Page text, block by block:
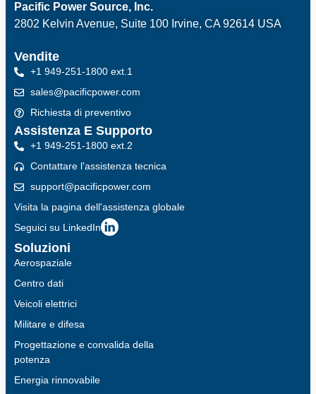
Pacific Power Source, Inc.
2802 Kelvin Avenue, Suite 100 Irvine, CA 92614 USA
Soluzioni
Aerospaziale
Centro dati
Veicoli elettrici
Militare e difesa
Progettazione e convalida della
potenza
Energia rinnovabile
Vendite
+1 949-251-1800 ext.1
sales@pacificpower.com
Richiesta di preventivo
Assistenza E Supporto
+1 949-251-1800 ext.2
Contattare l'assistenza tecnica
support@pacificpower.com
Visita la pagina dell'assistenza globale
Seguici su LinkedIn